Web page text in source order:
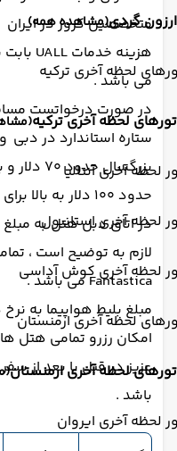
ارزون گردی(مشاهده همه)
لحظه آخری ترکیه
تورهای لحظه آخری ترکیه
لحظه آخری آنتالیا
لحظه آخری استانبول
لحظه آخری کوش آداسی
لحظه آخری ارمنستان
تورهای لحظه آخری ارمنستان
لحظه آخری ایروان
متخصصین کروز در ایران
می باشد .
ستاره استاندارد در
حدود 100 دلار به
در اتاق دبل هتل به
لازم به توضیح است ،
Fantastica می باشد .
مبلغ بلیط هواپیما به
امکان رزرو تمامی هتل
عزیز در قبل یا بعد از
باشد .